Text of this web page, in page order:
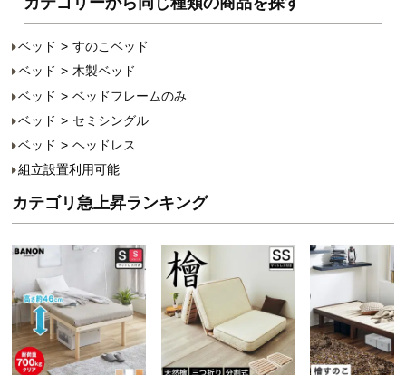
ベッド
すのこベッド
ベッド
木製ベッド
ベッド
ベッドフレームのみ
ベッド
セミシングル
ベッド
ヘッドレス
組立設置利用可能
カテゴリ急上昇ランキング